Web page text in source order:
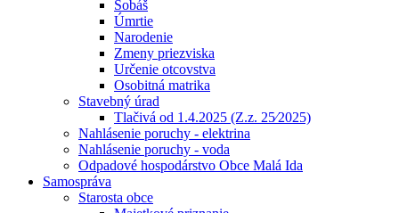
Sobáš
Úmrtie
Narodenie
Zmeny priezviska
Určenie otcovstva
Osobitná matrika
Stavebný úrad
Tlačivá od 1.4.2025 (Z.z. 25⁄2025)
Nahlásenie poruchy - elektrina
Nahlásenie poruchy - voda
Odpadové hospodárstvo Obce Malá Ida
Samospráva
Starosta obce